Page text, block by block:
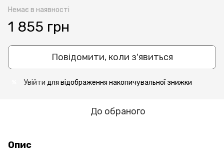
Немає в наявності
1 855 грн
Повідомити, коли з'явиться
Увійти для відображення накопичувальної знижки
До обраного
Опис